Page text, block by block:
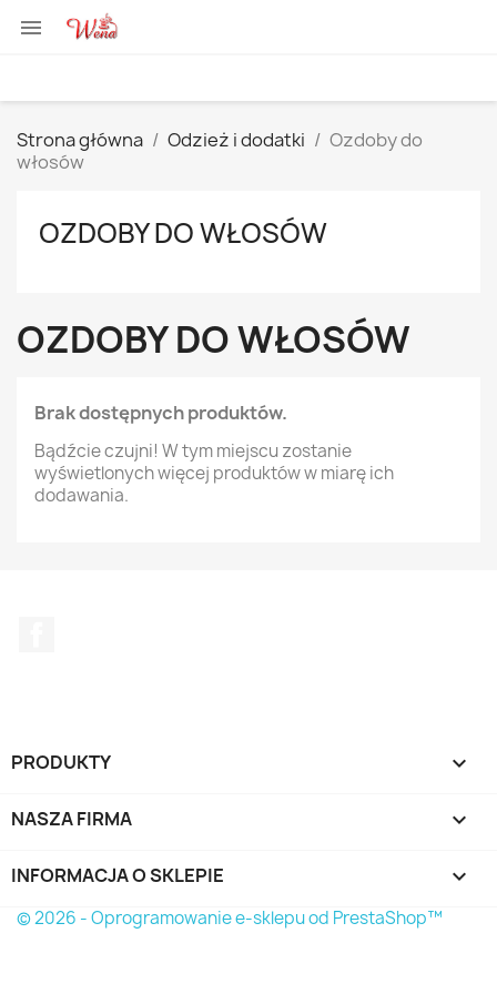

Strona główna Odzież i dodatki
Ozdoby do
włosów
OZDOBY DO WŁOSÓW
OZDOBY DO WŁOSÓW
Brak dostępnych produktów.
Bądźcie czujni! W tym miejscu zostanie
wyświetlonych więcej produktów w miarę ich
dodawania.
PRODUKTY 
NASZA FIRMA 
INFORMACJA O SKLEPIE keyboard_arrow_down
© 2026 - Oprogramowanie e-sklepu od PrestaShop™